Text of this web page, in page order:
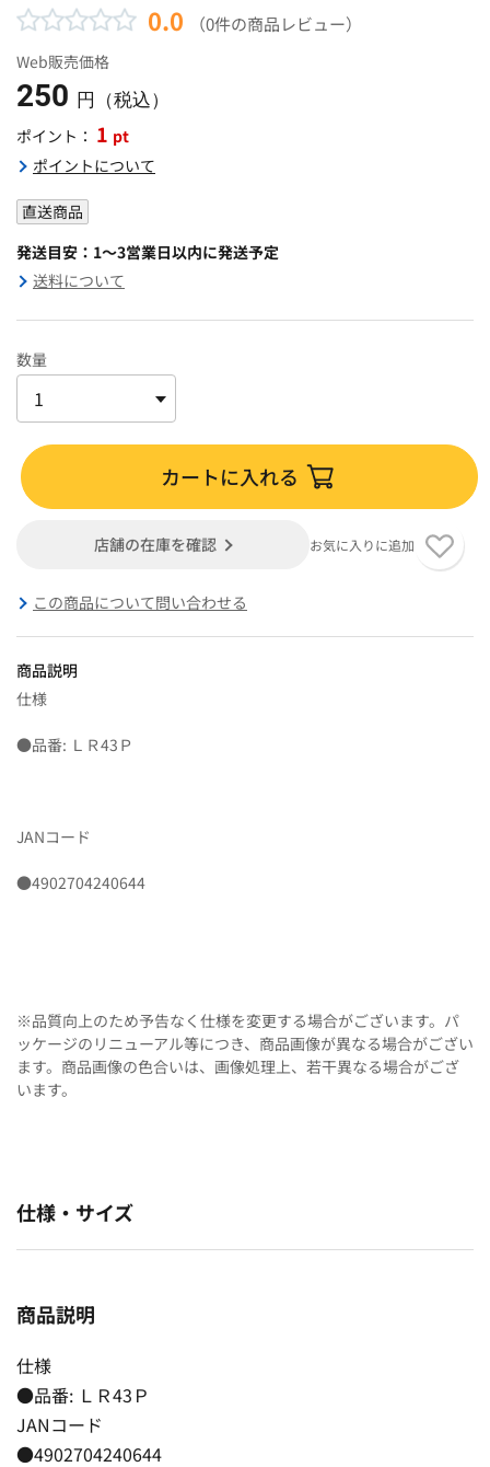
0.0 （0件の商品レビュー）
Web販売価格
250 円（税込）
ポイント： 1 pt
ポイントについて
直送商品
発送目安：1～3営業日以内に発送予定
送料について
数量
カートに入れる
店舗の在庫を確認 お気に入りに追加
この商品について問い合わせる
商品説明
仕様
●品番: ＬＲ43Ｐ
JANコード
●4902704240644
※品質向上のため予告なく仕様を変更する場合がございます。パ
ッケージのリニューアル等につき、商品画像が異なる場合がござい
ます。商品画像の色合いは、画像処理上、若干異なる場合がござ
います。
仕様・サイズ
商品説明
仕様
●品番: ＬＲ43Ｐ
JANコード
●4902704240644